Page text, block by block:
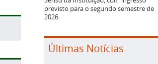
previsto para o segundo semestre de
2026.
Últimas Notícias